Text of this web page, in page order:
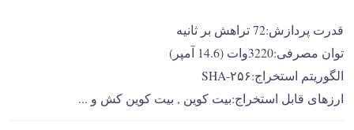
قدرت پردازش:72 تراهش بر ثانیه
توان مصرفی:3220وات (14.6 آمپر)
الگوریتم استخراج:SHA-۲۵۶
ارزهای قابل استخراج:بیت کوین , بیت کوین کش و ...